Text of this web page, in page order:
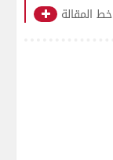
خط المقالة